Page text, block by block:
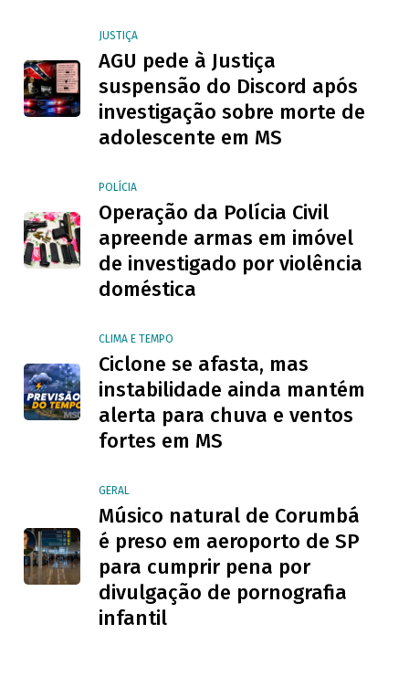
JUSTIÇA
AGU pede à Justiça
suspensão do Discord após
investigação sobre morte de
adolescente em MS
POLÍCIA
Operação da Polícia Civil
apreende armas em imóvel
de investigado por violência
doméstica
CLIMA E TEMPO
Ciclone se afasta, mas
instabilidade ainda mantém
alerta para chuva e ventos
fortes em MS
GERAL
Músico natural de Corumbá
é preso em aeroporto de SP
para cumprir pena por
divulgação de pornografia
infantil